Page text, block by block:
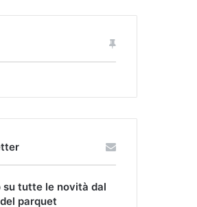
su tutte le novità dal
parquet